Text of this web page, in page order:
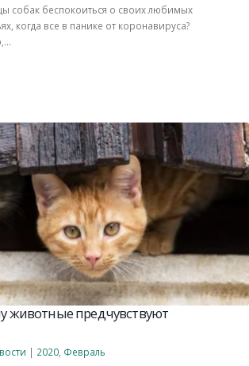
собак беспокоиться о своих любимых
когда все в панике от коронавируса?
животные предчувствуют
| 2020 Февраль